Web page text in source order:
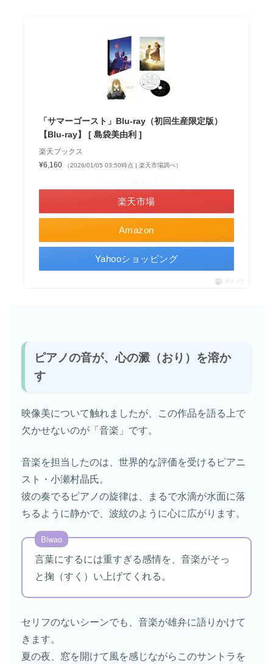
「サマーゴースト」Blu-ray（初回生産限定版）
【Blu-ray】 [ 島袋美由利 ]
楽天ブックス
¥6,160
（2026/01/05 03:50時点 | 楽天市場調べ）
Amazon
楽天市場
Yahooショッピング
ポチップ
ピアノの音が、心の澱（おり）を溶か
す
映像美について触れましたが、この作品を語る上で
欠かせないのが「音楽」です。
音楽を担当したのは、世界的な評価を受けるピアニ
スト・小瀬村晶氏。
彼の奏でるピアノの旋律は、まるで水滴が水面に落
ちるように静かで、波紋のように心に広がります。
言葉にするには重すぎる感情を、音楽がそっ
と掬（すく）い上げてくれる。
セリフのないシーンでも、音楽が雄弁に語りかけて
きます。
夏の夜、窓を開けて風を感じながらこのサントラを